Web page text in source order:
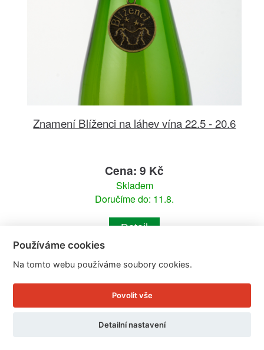
Znamení Blíženci na láhev vína 22.5 - 20.6
Cena: 9 Kč
Skladem
Doručíme do: 11.8.
Detail
Používáme cookies
Na tomto webu používáme soubory cookies.
Povolit vše
Detailní nastavení